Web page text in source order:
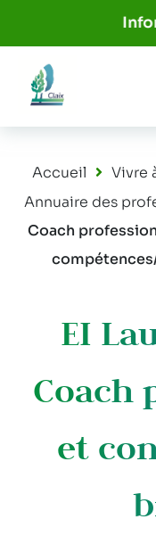
Aller à la
Accueil Vivre
Annuaire des
Coach
EI
Coach
et